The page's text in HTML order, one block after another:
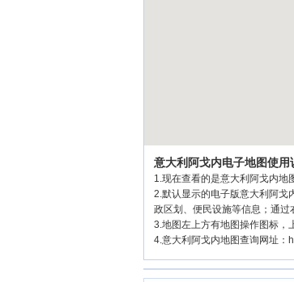
意大利阿戈内电子地图使用
1.现在查看的是意大利阿戈内地
2.默认显示的电子版意大利阿戈
政区划、便民设施等信息；通过
3.地图左上方有地图操作图标，
4.意大利阿戈内地图查询网址：